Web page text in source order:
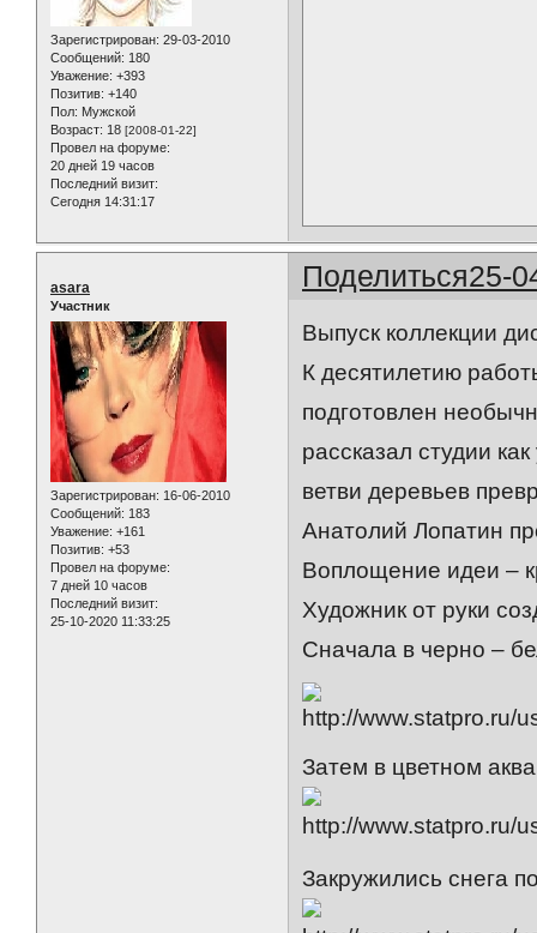
Зарегистрирован: 29-03-2010
Сообщений: 180
Уважение: +393
Позитив: +140
Пол: Мужской
Возраст: 18 [2008-01-22]
Провел на форуме:
20 дней 19 часов
Последний визит:
Сегодня 14:31:17
Поделиться25-
asara
Участник
Зарегистрирован: 16-06-2010
Сообщений: 183
Уважение: +161
Позитив: +53
Провел на форуме:
7 дней 10 часов
Последний визит:
25-10-2020 11:33:25
Выпуск коллекции
К десятилетию
подготовлен
рассказал студии
ветви деревьев
Анатолий Лопатин
Воплощение идеи –
Художник от руки
Сначала в черно –
Затем в цветном
Закружились снега